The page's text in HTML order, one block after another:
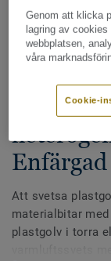
Alla tillbehör|
Att svetsa
materialbitar
plastgolv i torra
Genom att klicka
lagring av
webbplatsen,
våra
Cookie-